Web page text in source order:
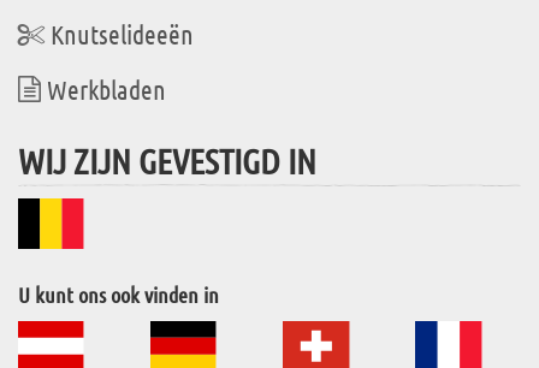
Knutselideeën
Werkbladen
WIJ ZIJN GEVESTIGD IN
U kunt ons ook vinden in